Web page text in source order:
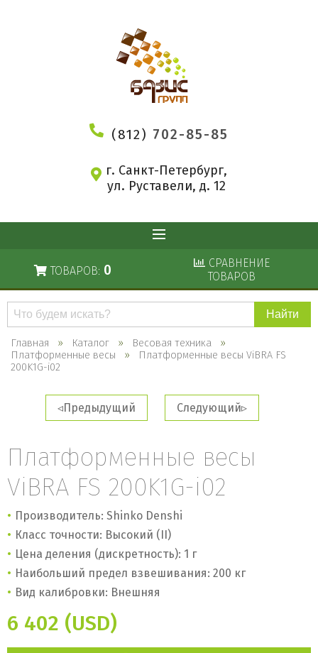
(812) 702-85-85
г. Санкт-Петербург,
ул. Руставели, д. 12
ТОВАРОВ: 0
СРАВНЕНИЕ
ТОВАРОВ
Поиск
каталогу
Главная Каталог
Весовая техника
Платформенные весы
Платформенные весы ViBRA FS
200K1G-i02
Предыдущий Следующий
Платформенные весы
ViBRA FS 200K1G-i02
Производитель: Shinko Denshi
Класс точности: Высокий (II)
Цена деления (дискретность): 1 г
Наибольший предел взвешивания: 200 кг
Вид калибровки: Внешняя
6 402 (USD)